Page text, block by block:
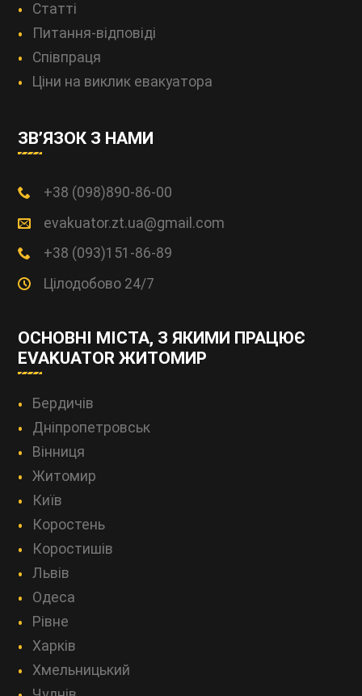
Статті
Питання-відповіді
Співпраця
Ціни на виклик евакуатора
ЗВ’ЯЗОК З НАМИ
+38 (098)890-86-00
evakuator.zt.ua@gmail.com
+38 (093)151-86-89
Цілодобово 24/7
ОСНОВНІ МІСТА, З ЯКИМИ ПРАЦЮЄ
EVAKUATOR ЖИТОМИР
Бердичів
Дніпропетровськ
Вінниця
Житомир
Київ
Коростень
Коростишів
Львів
Одеса
Рівне
Харків
Хмельницький